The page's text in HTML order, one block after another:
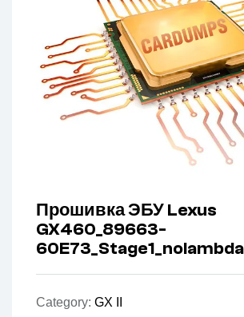
Прошивка ЭБУ Lexus
GX460_89663-
Category: GX II